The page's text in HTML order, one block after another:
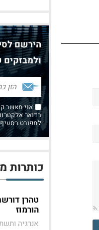
הירשם
אני מאשר
בדואר
למפורט בסעיף 10 בתנאי
כותרות
טהרן
הורמוז
אנרגיה